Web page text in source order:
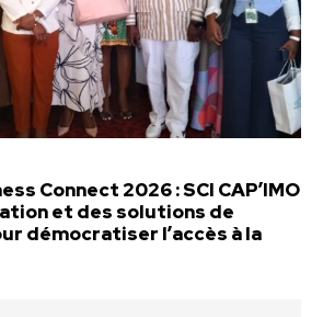
Connect 2026 : SCI CAP’IMO
et des solutions de
démocratiser l’accès à la